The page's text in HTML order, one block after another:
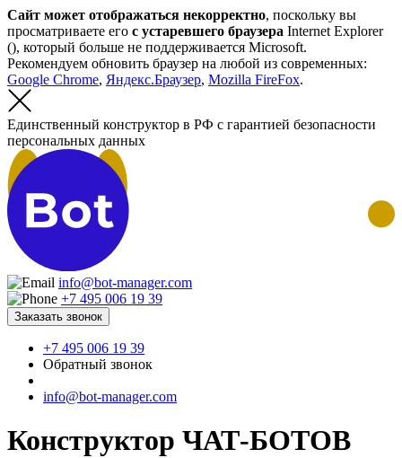
Сайт может отображаться некорректно, поскольку вы
просматриваете его с устаревшего браузера Internet Explorer
(), который больше не поддерживается Microsoft.
Рекомендуем обновить браузер на любой из современных:
Google Chrome, Яндекс.Браузер, Mozilla FireFox.
Единственный конструктор в РФ с гарантией безопасности
персональных данных
info@bot-manager.com
+7 495 006 19 39
Заказать звонок
+7 495 006 19 39
Обратный звонок
info@bot-manager.com
Конструктор ЧАТ-БОТОВ